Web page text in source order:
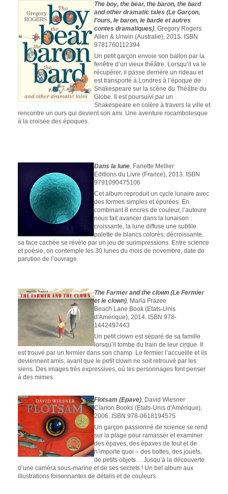
The boy, the bear, the baron, the bard
and other dramatic tales (Le Garçon,
l’ours, le baron, le barde et autres
contes dramatiques), Gregory Rogers
Allen & Unwin (Australie), 2015. ISBN
9781760112394
Un petit garçon envoie son ballon par la
fenêtre d’un vieux théâtre. Lorsqu’il va le
récupérer, il passe derrière un rideau et
est transporté à Londres à l’époque de
Shakespeare sur la scène du Théâtre du
Globe. Il est poursuivi par un
Shakespeare en colère à travers la ville et
rencontre un ours qui devient son ami. Une aventure rocambolesque
à la croisée des époques.
Dans la lune, Fanette Mellier
Editions du Livre (France), 2013. ISBN
9791090475106
Cet album reproduit un cycle lunaire avec
des formes simples et épurées. En
combinant 8 encres de couleur, l’auteure
nous fait avancer dans la lunaison :
croissante, la lune diffuse une subtile
palette de blancs colorés; décroissante,
sa face cachée se révèle par un jeu de surimpressions. Entre science
et poésie, on contemple les 30 lunes du mois de novembre, date de
parution de l’ouvrage.
The Farmer and the clown (Le Fermier
et le clown), Marla Frazee
Beach Lane Book (Etats-Unis
d'Amérique), 2014. ISBN 978-
1442497443
Un petit clown est séparé de sa famille
lorsqu’il tombe du train de leur cirque. Il
est trouvé par un fermier dans son champ. Le fermier l’accueille et ils
deviennent amis, avant que le petit clown ne soit retrouvé par les
siens. Des images très expressives, où les personnages font penser
à des mimes.
Flotsam (Epave), David Wiesner
Clarion Books (Etats-Unis d'Amérique),
2006. ISBN 978-0618194575
Un garçon passionné de science se rend
sur la plage pour ramasser et examiner
des épaves, des épaves de tout et de
n’importe quoi – des bottes, des jouets,
de petits objets… Jusqu’à la découverte
d’une caméra sous-marine et de ses secrets ! Un bel album aux
illustrations foisonnantes de détails et de couleurs.